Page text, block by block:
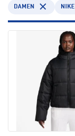
DAMEN NIKE